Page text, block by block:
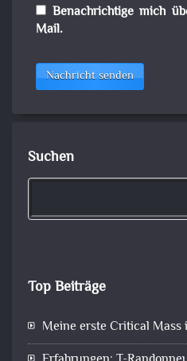
Benachrichtige mich
Mail.
Nachricht senden
Suchen
Top Beiträge
Meine erste Critical Mass